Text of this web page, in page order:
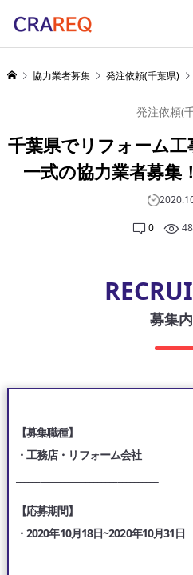
協力業者募集 発注依頼(千葉県)
発注依頼(
千葉県でリフォーム
一式の協力業者募集
0 48
募集
【募集職種】
・工務店・リフォーム会社
【応募期間】
・2020年10月18日~2020年10月31日